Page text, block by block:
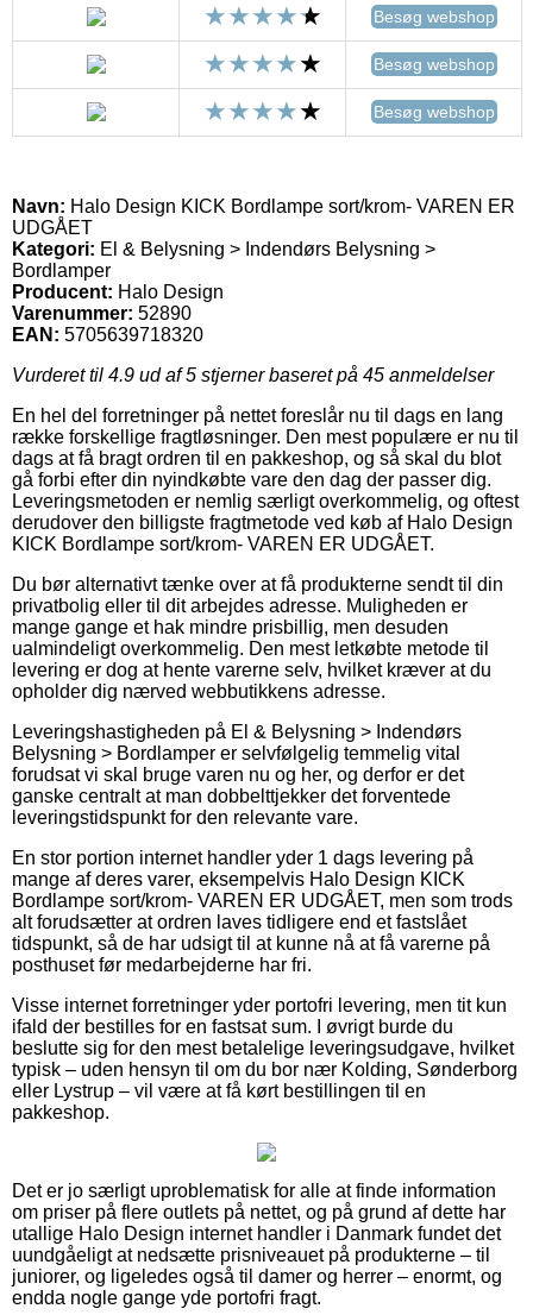
Besøg webshop
Besøg webshop
Besøg webshop
Navn: Halo Design KICK Bordlampe sort/krom- VAREN ER
UDGÅET
Kategori: El & Belysning > Indendørs Belysning >
Bordlamper
Producent: Halo Design
Varenummer: 52890
EAN: 5705639718320
Vurderet til 4.9 ud af 5 stjerner baseret på 45 anmeldelser
En hel del forretninger på nettet foreslår nu til dags en lang
række forskellige fragtløsninger. Den mest populære er nu til
dags at få bragt ordren til en pakkeshop, og så skal du blot
gå forbi efter din nyindkøbte vare den dag der passer dig.
Leveringsmetoden er nemlig særligt overkommelig, og oftest
derudover den billigste fragtmetode ved køb af Halo Design
KICK Bordlampe sort/krom- VAREN ER UDGÅET.
Du bør alternativt tænke over at få produkterne sendt til din
privatbolig eller til dit arbejdes adresse. Muligheden er
mange gange et hak mindre prisbillig, men desuden
ualmindeligt overkommelig. Den mest letkøbte metode til
levering er dog at hente varerne selv, hvilket kræver at du
opholder dig nærved webbutikkens adresse.
Leveringshastigheden på El & Belysning > Indendørs
Belysning > Bordlamper er selvfølgelig temmelig vital
forudsat vi skal bruge varen nu og her, og derfor er det
ganske centralt at man dobbelttjekker det forventede
leveringstidspunkt for den relevante vare.
En stor portion internet handler yder 1 dags levering på
mange af deres varer, eksempelvis Halo Design KICK
Bordlampe sort/krom- VAREN ER UDGÅET, men som trods
alt forudsætter at ordren laves tidligere end et fastslået
tidspunkt, så de har udsigt til at kunne nå at få varerne på
posthuset før medarbejderne har fri.
Visse internet forretninger yder portofri levering, men tit kun
ifald der bestilles for en fastsat sum. I øvrigt burde du
beslutte sig for den mest betalelige leveringsudgave, hvilket
typisk – uden hensyn til om du bor nær Kolding, Sønderborg
eller Lystrup – vil være at få kørt bestillingen til en
pakkeshop.
Det er jo særligt uproblematisk for alle at finde information
om priser på flere outlets på nettet, og på grund af dette har
utallige Halo Design internet handler i Danmark fundet det
uundgåeligt at nedsætte prisniveauet på produkterne – til
juniorer, og ligeledes også til damer og herrer – enormt, og
endda nogle gange yde portofri fragt.